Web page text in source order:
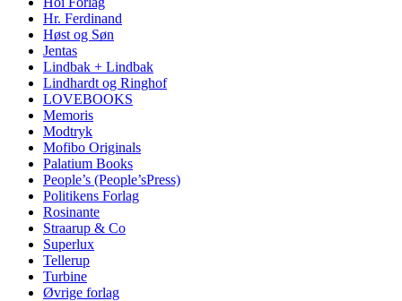
Hr. Ferdinand
Høst og Søn
Jentas
Lindbak + Lindbak
Lindhardt og Ringhof
LOVEBOOKS
Memoris
Modtryk
Mofibo Originals
Palatium Books
People’s (People’sPress)
Politikens Forlag
Rosinante
Straarup & Co
Superlux
Tellerup
Turbine
Øvrige forlag